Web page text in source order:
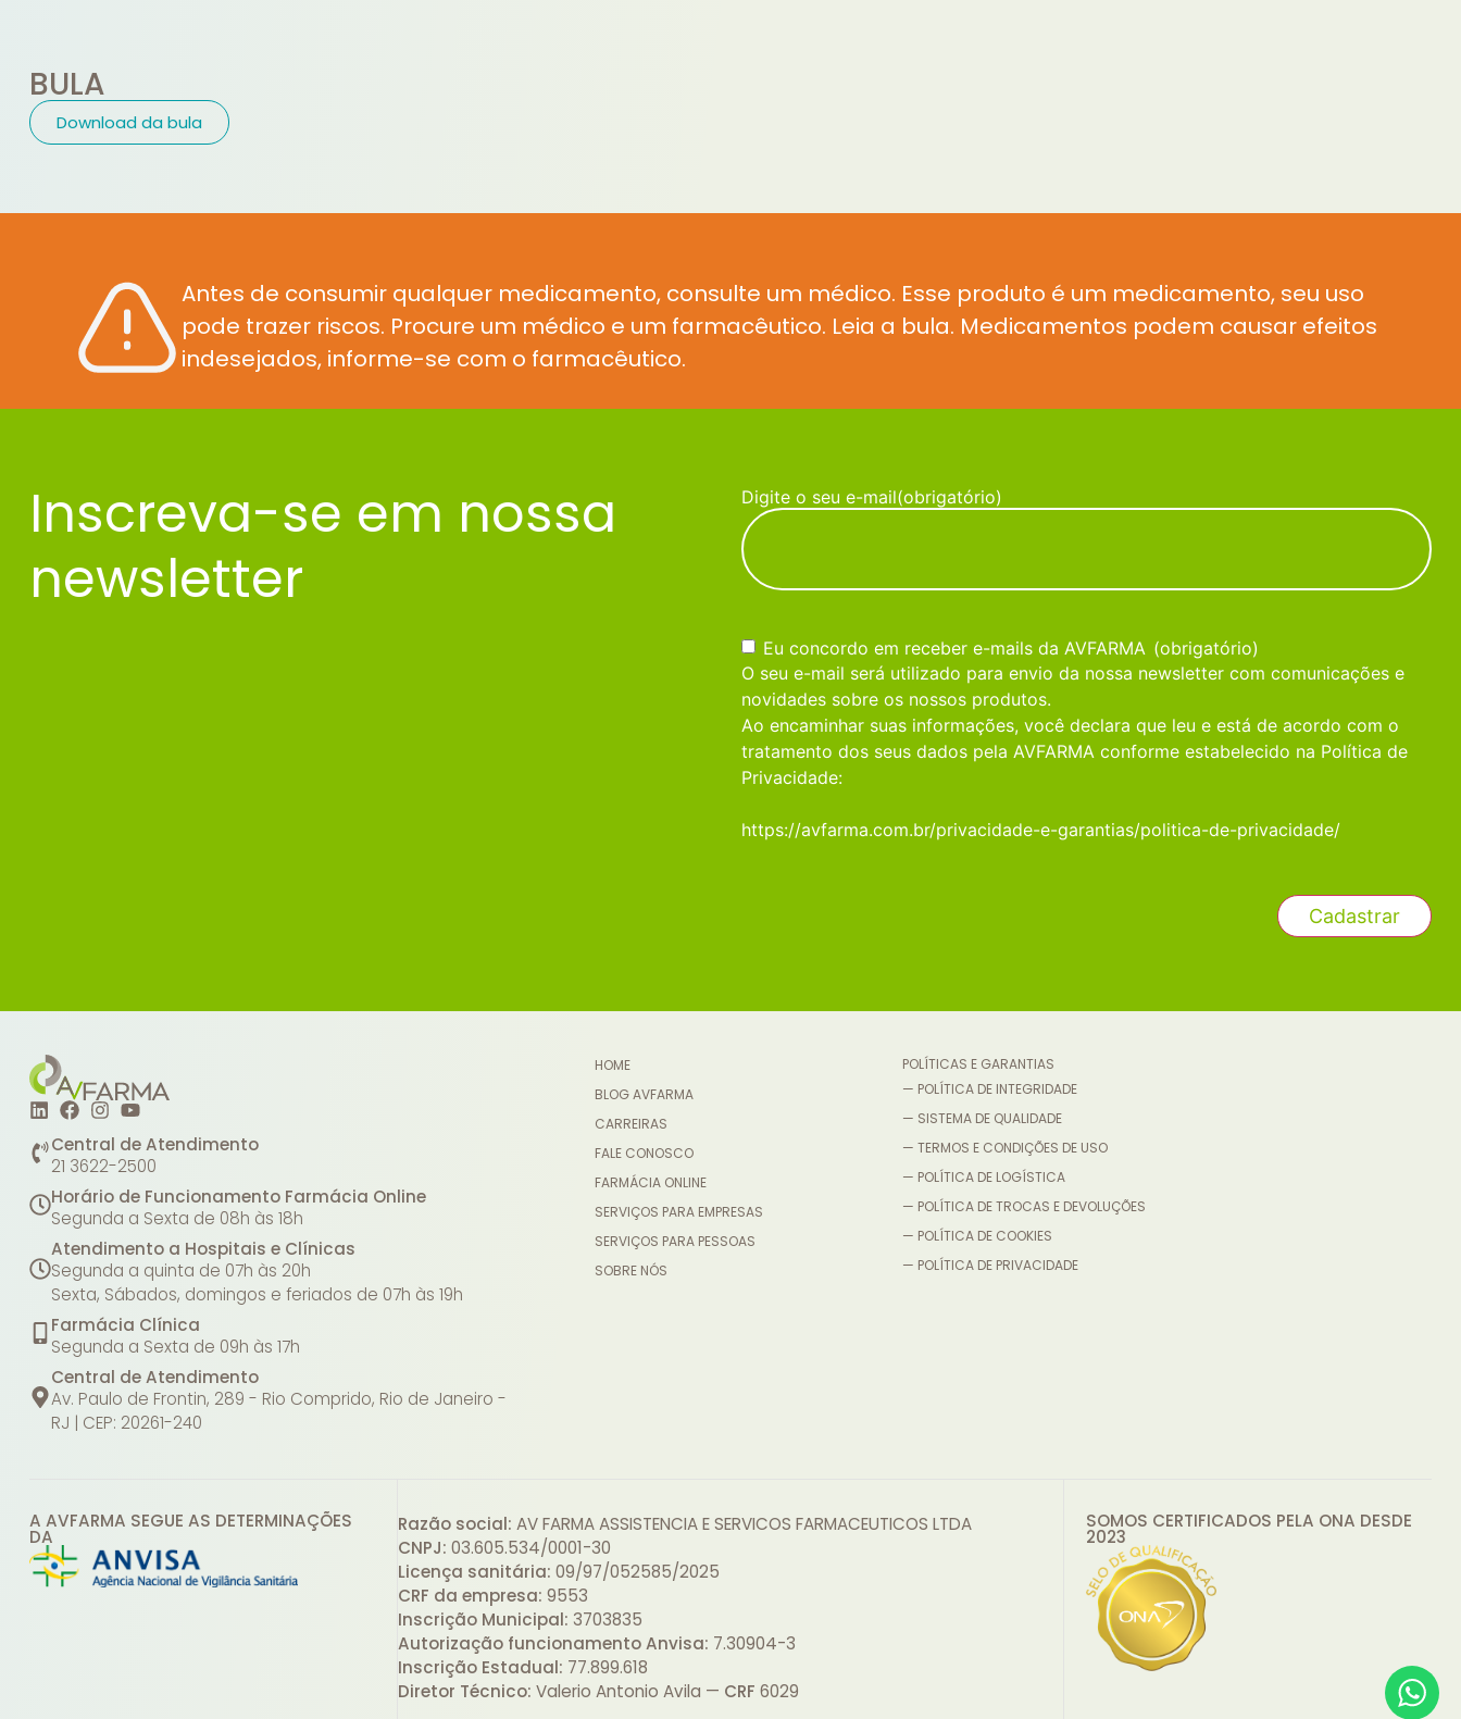
BULA
Download da bula
Antes de consumir qualquer medicamento, consulte um médico. Esse produto é um medicamento, seu uso
pode trazer riscos. Procure um médico e um farmacêutico. Leia a bula. Medicamentos podem causar efeitos
indesejados, informe-se com o farmacêutico.
Inscreva-se em nossa
newsletter
Digite o seu e-mail(obrigatório)
Consentimento(obrigatório)
Eu concordo em receber e-mails da AVFARMA (obrigatório)
O seu e-mail será utilizado para envio da nossa newsletter com comunicações e
novidades sobre os nossos produtos.
Ao encaminhar suas informações, você declara que leu e está de acordo com o
tratamento dos seus dados pela AVFARMA conforme estabelecido na Política de
Privacidade:
https://avfarma.com.br/privacidade-e-garantias/politica-de-privacidade/
Central de Atendimento
21 3622-2500
Horário de Funcionamento Farmácia Online
Segunda a Sexta de 08h às 18h
Atendimento a Hospitais e Clínicas
Segunda a quinta de 07h às 20h
Sexta, Sábados, domingos e feriados de 07h às 19h
Farmácia Clínica
Segunda a Sexta de 09h às 17h
Central de Atendimento
Av. Paulo de Frontin, 289 - Rio Comprido, Rio de Janeiro -
RJ | CEP: 20261-240
HOME
BLOG AVFARMA
CARREIRAS
FALE CONOSCO
FARMÁCIA ONLINE
SERVIÇOS PARA EMPRESAS
SERVIÇOS PARA PESSOAS
SOBRE NÓS
POLÍTICAS E GARANTIAS
— POLÍTICA DE INTEGRIDADE
— SISTEMA DE QUALIDADE
— TERMOS E CONDIÇÕES DE USO
— POLÍTICA DE LOGÍSTICA
— POLÍTICA DE TROCAS E DEVOLUÇÕES
— POLÍTICA DE COOKIES
— POLÍTICA DE PRIVACIDADE
A AVFARMA SEGUE AS DETERMINAÇÕES
DA
Razão social: AV FARMA ASSISTENCIA E SERVICOS FARMACEUTICOS LTDA
CNPJ: 03.605.534/0001-30
Licença sanitária: 09/97/052585/2025
CRF da empresa: 9553
Inscrição Municipal: 3703835
Autorização funcionamento Anvisa: 7.30904-3
Inscrição Estadual: 77.899.618
Diretor Técnico: Valerio Antonio Avila — CRF 6029
SOMOS CERTIFICADOS PELA ONA DESDE
2023